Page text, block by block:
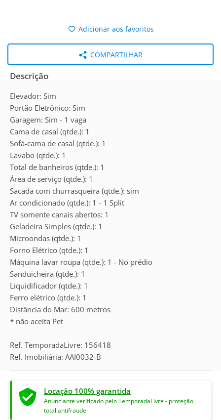
Adicionar aos favoritos
COMPARTILHAR
Descrição
Elevador: Sim
Portão Eletrônico: Sim
Garagem: Sim - 1 vaga
Cama de casal (qtde.): 1
Sofá-cama de casal (qtde.): 1
Lavabo (qtde.): 1
Total de banheiros (qtde.): 1
Área de serviço (qtde.): 1
Sacada com churrasqueira (qtde.): sim
Ar condicionado (qtde.): 1 - 1 Split
TV somente canais abertos: 1
Geladeira Simples (qtde.): 1
Microondas (qtde.): 1
Forno Elétrico (qtde.): 1
Máquina lavar roupa (qtde.): 1 - No prédio
Sanduicheira (qtde.): 1
Liquidificador (qtde.): 1
Ferro elétrico (qtde.): 1
Distância do Mar: 600 metros
* não aceita Pet
Ref. TemporadaLivre: 156418
Ref. Imobiliária: AAI0032-B
Locação 100% garantida
Anunciante verificado pelo TemporadaLivre - proteção
total antifraude